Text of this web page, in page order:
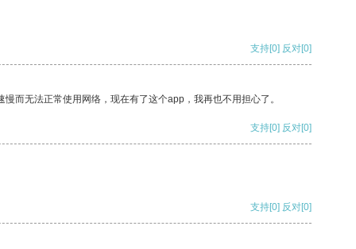
支持[0] 反对[0]
而无法正常使用网络，现在有了这个app，我再也不用担心了。
支持[0] 反对[0]
支持[0] 反对[0]